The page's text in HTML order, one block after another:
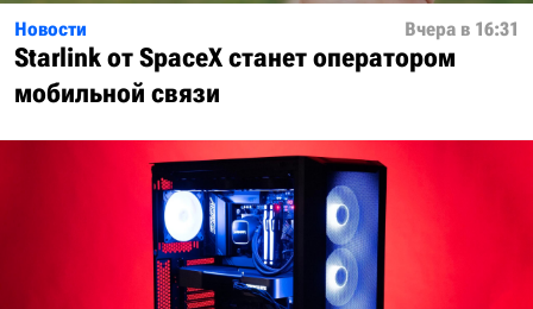
Новости Вчера в 16:31
Starlink от SpaceX станет оператором
мобильной связи